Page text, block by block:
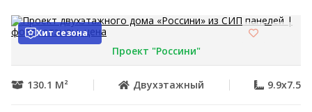
Хит сезона
Проект "Россини"
130.1 М² Двухэтажный 9.9x7.5